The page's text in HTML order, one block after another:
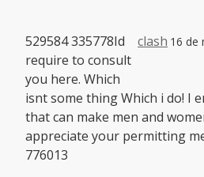
clash 16 de
529584 335778Id
require to consult
you here. Which
isnt some thing Which i do! I
that can make men and
appreciate your permitting
776013